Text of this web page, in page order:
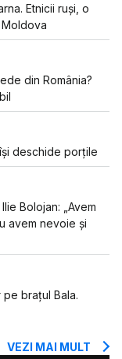
Etnicii ruși, o
din România?
deschide porțile
Bolojan: „Avem
avem nevoie și
brațul Bala.
VEZI MAI MULT